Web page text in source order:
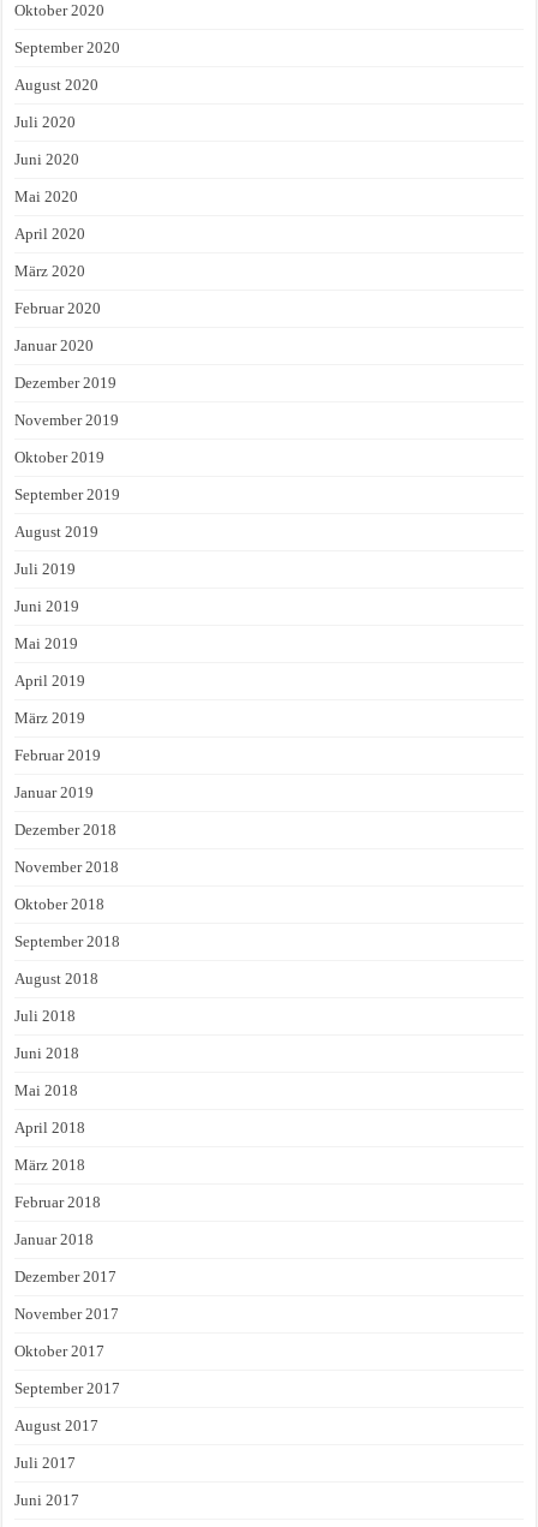
Oktober 2020
September 2020
August 2020
Juli 2020
Juni 2020
Mai 2020
April 2020
März 2020
Februar 2020
Januar 2020
Dezember 2019
November 2019
Oktober 2019
September 2019
August 2019
Juli 2019
Juni 2019
Mai 2019
April 2019
März 2019
Februar 2019
Januar 2019
Dezember 2018
November 2018
Oktober 2018
September 2018
August 2018
Juli 2018
Juni 2018
Mai 2018
April 2018
März 2018
Februar 2018
Januar 2018
Dezember 2017
November 2017
Oktober 2017
September 2017
August 2017
Juli 2017
Juni 2017